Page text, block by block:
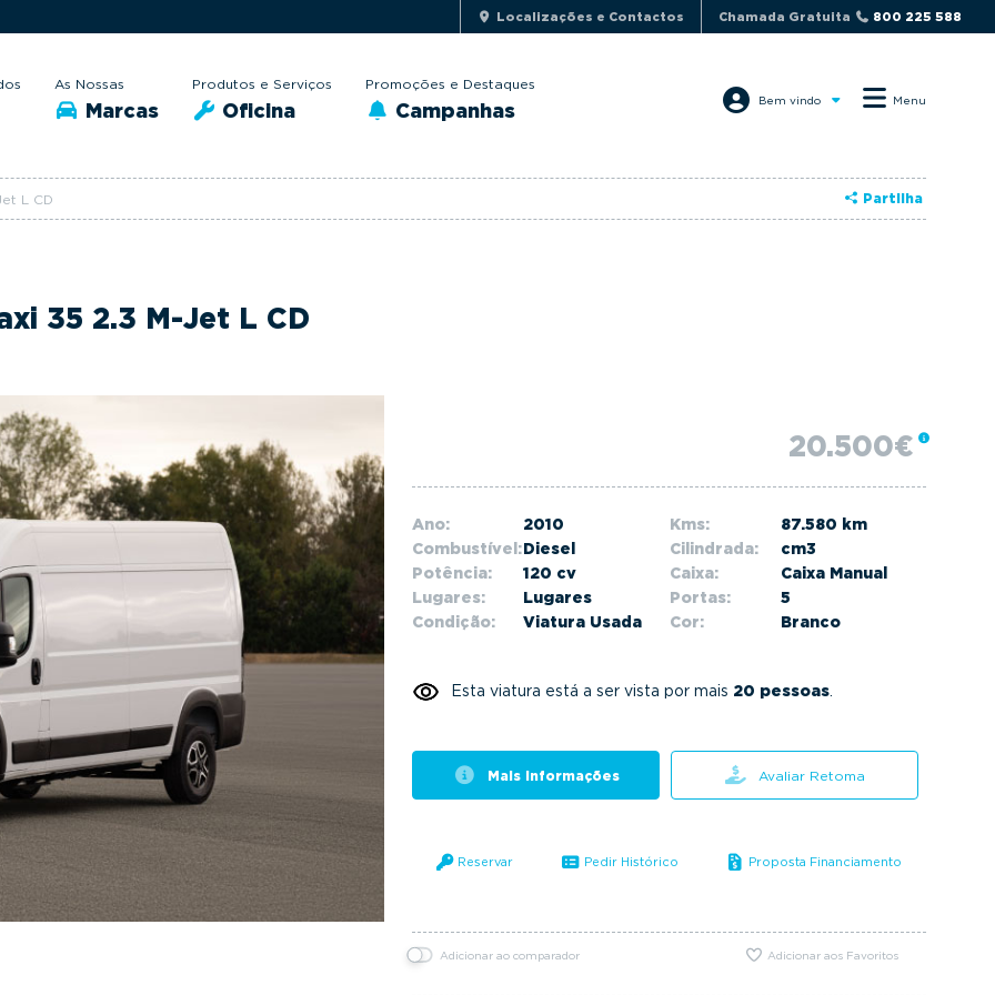
Localizações e Contactos Chamada Gratuita 800 225 588
As Nossas
Marcas
Produtos e Serviços
Oficina
Promoções e Destaques
Campanhas Bem vindo Menu
Partilha
L CD
35 2.3 M-Jet L CD
20.500€
Ano: 2010 Kms:
87.580 km
Combustível:Diesel Cilindrada:
cm3
Potência:
120 cv Caixa:
Caixa Manual
Lugares:
Lugares Portas:
5
Condição:
Viatura Usada Cor: Branco
Esta viatura está a ser vista por mais 20 pessoas
Mais informações Avaliar Retoma
Reservar Pedir Histórico Proposta Financiamento
Adicionar ao comparador Adicionar aos Favoritos